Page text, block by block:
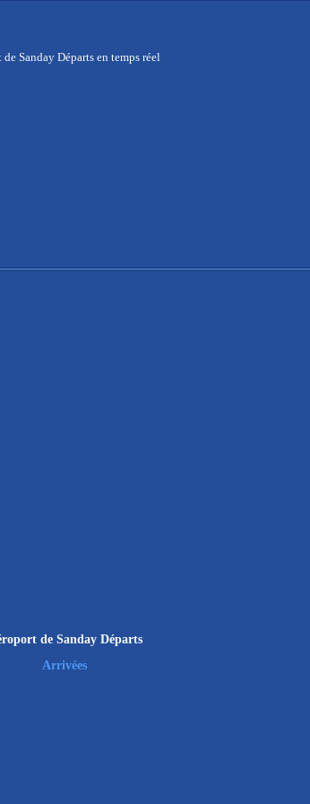
Sanday Départs en temps réel
de Sanday Départs
Arrivées